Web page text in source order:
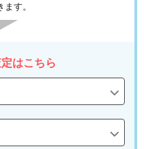
す。
はこちら